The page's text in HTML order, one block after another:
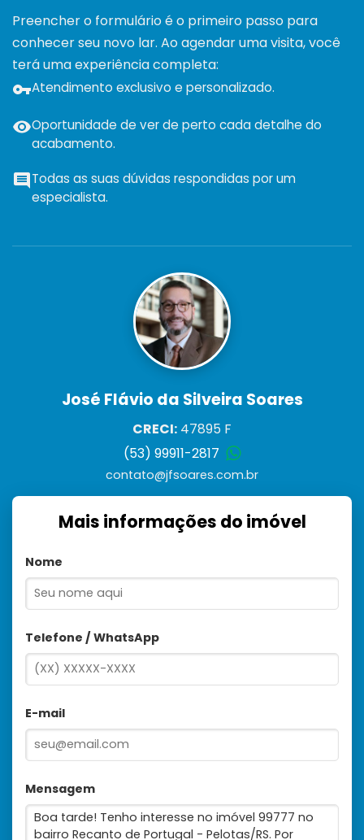
Preencher o formulário é o primeiro passo para
conhecer seu novo lar. Ao agendar uma visita, você
terá uma experiência completa:
Atendimento exclusivo e personalizado.
Oportunidade de ver de perto cada detalhe do
acabamento.
Todas as suas dúvidas respondidas por um
especialista.
José Flávio da Silveira Soares
CRECI: 47895 F
(53) 99911-2817
contato@jfsoares.com.br
Mais informações do imóvel
Nome
Telefone / WhatsApp
E-mail
Mensagem